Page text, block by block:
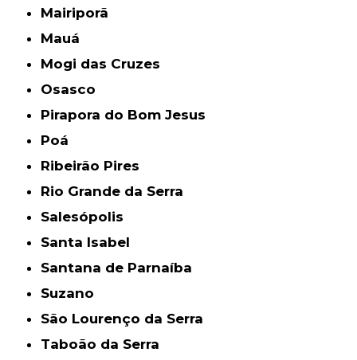
Mairiporã
Mauá
Mogi das Cruzes
Osasco
Pirapora do Bom Jesus
Poá
Ribeirão Pires
Rio Grande da Serra
Salesópolis
Santa Isabel
Santana de Parnaíba
Suzano
São Lourenço da Serra
Taboão da Serra